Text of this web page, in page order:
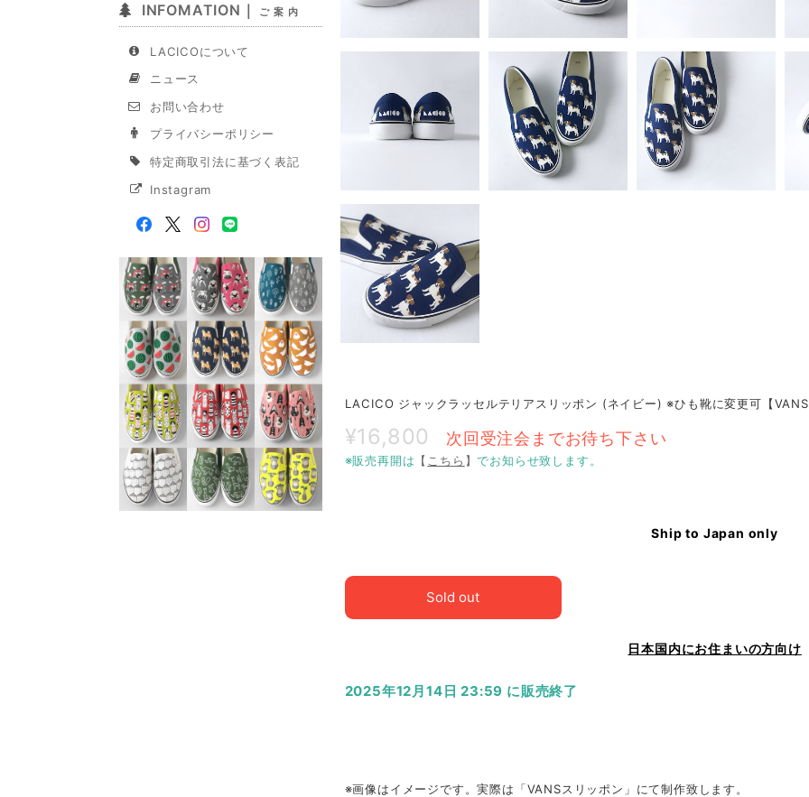
INFOMATION｜ ご 案 内
LACICOについて
ニュース
お問い合わせ
プライバシーポリシー
特定商取引法に基づく表記
Instagram
LACICO ジャックラッセルテリアスリッポン (ネイビー) ※ひも靴に変更可【VANS
¥16,800 次回受注会までお待ち下さい
※販売再開は 【 こちら 】でお知らせ致します。
Ship to Japan only
Sold out
日本国内にお住まいの方向け
2025年12月14日 23:59 に販売終了
※画像はイメージです。実際は「VANSスリッポン」にて制作致します。